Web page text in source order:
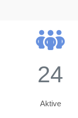
24
Aktive